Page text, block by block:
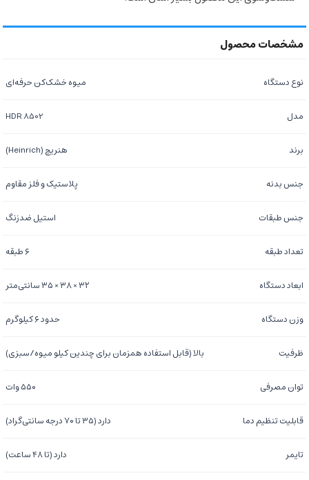
نوع دستگاه میوه خشک‌کن حرفه‌ای
مدل HDR 8502
برند هنریچ (Heinrich)
جنس بدنه پلاستیک و فلز مقاوم
جنس طبقات استیل ضدزنگ
تعداد طبقه ۶ طبقه
ابعاد دستگاه ۳۲ × ۳۸ × ۳۵ سانتی‌متر
وزن دستگاه حدود ۶ کیلوگرم
ظرفیت بالا (قابل استفاده همزمان برای چندین کیلو میوه/سبزی)
توان مصرفی ۵۵۰ وات
قابلیت تنظیم دما دارد (۳۵ تا ۷۰ درجه سانتی‌گراد)
تایمر دارد (تا ۴۸ ساعت)